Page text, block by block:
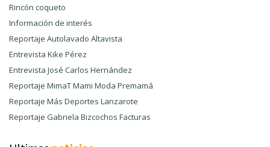
Rincón coqueto
Información de interés
Reportaje Autolavado Altavista
Entrevista Kike Pérez
Entrevista José Carlos Hernández
Reportaje MimaT Mami Moda Premamá
Reportaje Más Deportes Lanzarote
Reportaje Gabriela Bizcochos Facturas